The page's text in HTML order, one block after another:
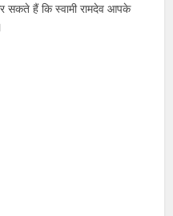
सकते हैं कि स्वामी रामदेव आपके